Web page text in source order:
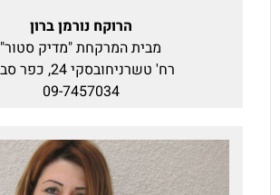
הרוקח נורמן ברון
מבית המרקחת "מדיק סטור"
רח' טשרניחובסקי 24, כפר סבא.
09-7457034‬